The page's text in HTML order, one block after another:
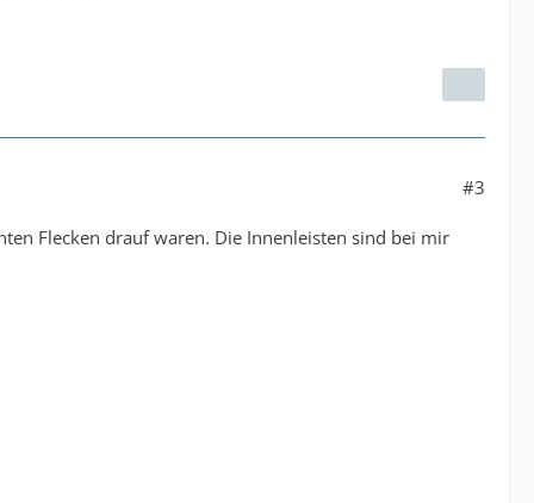
#3
Flecken drauf waren. Die Innenleisten sind bei mir